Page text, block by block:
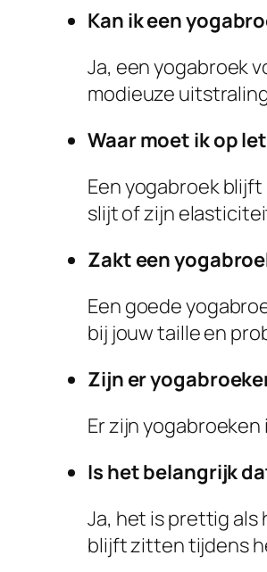
Kan ik een
Ja, een yogabroek
modieuze
Waar moet ik op
Een yogabroek
slijt of zijn
Zakt een
Een goede
bij jouw taille en
Zijn er
Er zijn
Is het belangrijk
Ja, het is prettig
blijft zitten tijdens